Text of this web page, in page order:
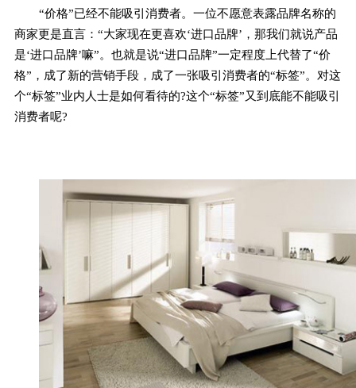
“价格”已经不能吸引消费者。一位不愿意表露品牌名称的
商家更是直言：“大家现在更喜欢‘进口品牌’，那我们就说产品
是‘进口品牌’嘛”。也就是说“进口品牌”一定程度上代替了“价
格”，成了新的营销手段，成了一张吸引消费者的“标签”。对这
个“标签”业内人士是如何看待的?这个“标签”又到底能不能吸引
消费者呢?